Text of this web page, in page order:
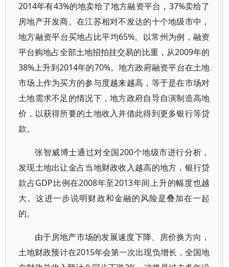
2014年有43%的地卖给了地方融资平台，37%卖给了
房地产开发商。在江苏相对不发达的十个地级市中，
地方融资平台买地占比平均65%。以常州为例，融资
平台购地占全部土地招拍挂交易的比重，从2009年的
38%上升到2014年的70%。地方政府融资平台在土地
市场上作为买方的参与度越来越高，等于是在市场对
土地需求不足的情况下，地方政府自导自演制造高地
价，以获得所要的土地收入并借此得到更多银行等贷
款。
张智威博士通过对全国200个地级市进行分析，
发现土地出让金占当地财政收入越高的地方，银行贷
款占GDP比例在2008年至2013年间上升的幅度也越
大。这进一步说明财政和金融的风险是叠加在一起
的。
由于房地产市场的发展速度下降、房价换方向，
土地财政预计在2015年会第一次出现负增长，全国地